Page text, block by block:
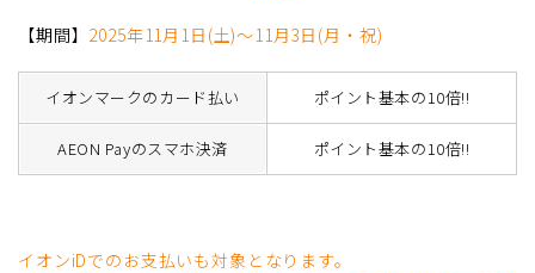
【期間】 2025年11月1日(土)～11月3日(月・祝)
イオンマークのカード払い ポイント基本の10倍!!
AEON Payのスマホ決済 ポイント基本の10倍!!
イオンiDでのお支払いも対象となります。